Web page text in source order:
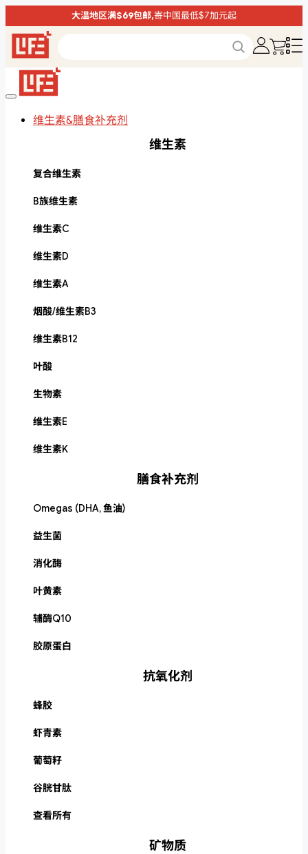
大温地区满$69包邮,寄中国最低$7加元起
维生素&膳食补充剂
维生素
复合维生素
B族维生素
维生素C
维生素D
维生素A
烟酸/维生素B3
维生素B12
叶酸
生物素
维生素E
维生素K
膳食补充剂
Omegas (DHA, 鱼油)
益生菌
消化酶
叶黄素
辅酶Q10
胶原蛋白
抗氧化剂
蜂胶
虾青素
葡萄籽
谷胱甘肽
查看所有
矿物质